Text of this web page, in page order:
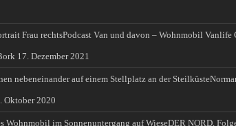
Podcast Van und davon – Wohnmobil Vanlife
17. Dezember 2021
Oktober 2020
DER NORD,